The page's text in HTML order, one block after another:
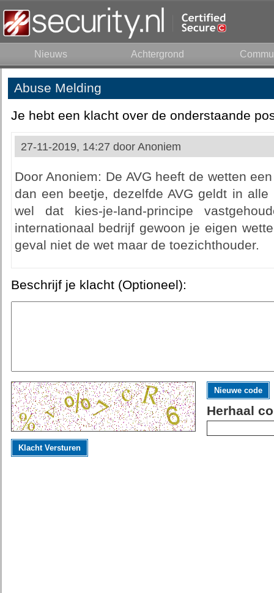
Nieuws Achtergrond
Abuse Melding
Je hebt een klacht over de onderstaande
27-11-2019, 14:27 door Anoniem
Door Anoniem: De AVG heeft de wetten
dan een beetje, dezelfde AVG geldt in
wel dat kies-je-land-principe
internationaal bedrijf gewoon je eigen
geval niet de wet maar de toezichthouder.
Beschrijf je klacht (Optioneel):
Nieuwe code
Herhaal
Klacht Versturen